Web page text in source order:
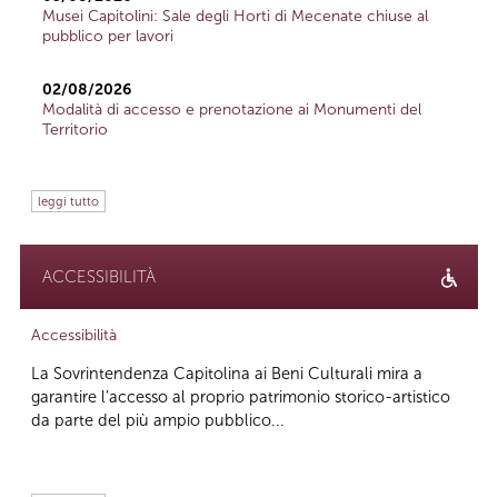
Musei Capitolini: Sale degli Horti di Mecenate chiuse al
pubblico per lavori
02/08/2026
Modalità di accesso e prenotazione ai Monumenti del
Territorio
leggi tutto
ACCESSIBILITÀ
Accessibilità
La Sovrintendenza Capitolina ai Beni Culturali mira a
garantire l’accesso al proprio patrimonio storico-artistico
da parte del più ampio pubblico...